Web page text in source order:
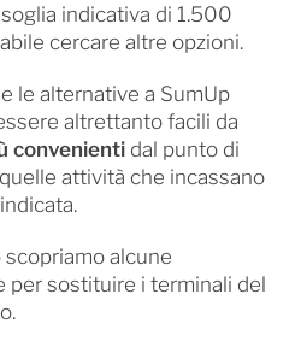
indicativa di 1.500
cercare altre opzioni.
le alternative a SumUp
altrettanto facili da
convenientidal punto di
attività che incassano
alcune
per sostituire i terminali del